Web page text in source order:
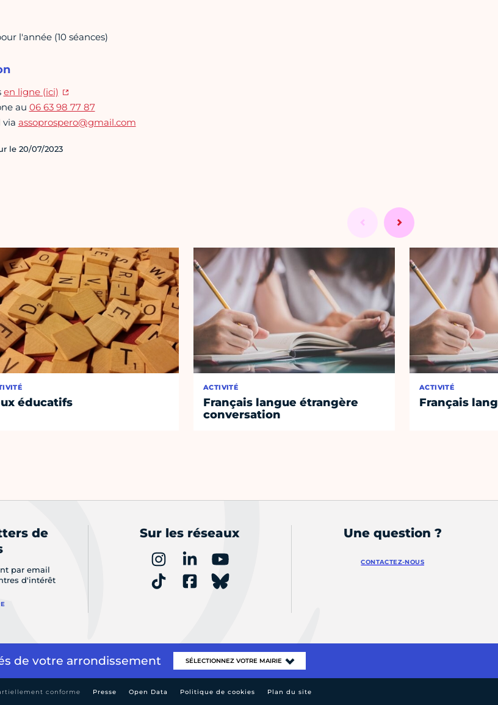
l'année (10 séances)
en ligne (ici)
au 06 63 98 77 87
via assoprospero@gmail.com
le 20/07/2023
éducatifs
ACTIVITÉ
Français langue étrangère
conversation
ACTIVITÉ
Français
de
par email
d'intérêt
Sur les réseaux Une question ?
CONTACTEZ-NOUS
de votre arrondissement
conforme Presse Open Data Politique de cookies Plan du site